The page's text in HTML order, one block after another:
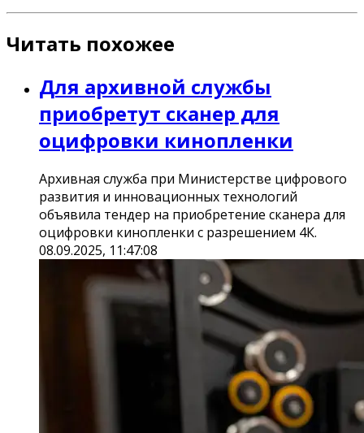
Читать похожее
Для архивной службы
приобретут сканер для
оцифровки кинопленки
Архивная служба при Министерстве цифрового
развития и инновационных технологий
объявила тендер на приобретение сканера для
оцифровки кинопленки с разрешением 4К.
08.09.2025, 11:47:08